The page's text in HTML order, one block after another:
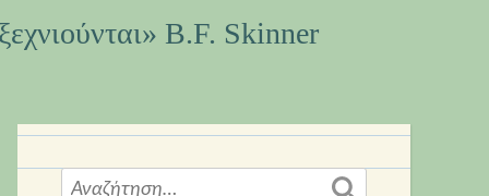
B.F. Skinner
Αναζήτηση